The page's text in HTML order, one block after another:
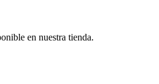
en nuestra tienda.